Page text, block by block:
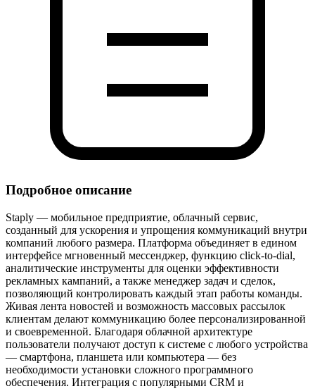
Подробное описание
Staply — мобильное предприятие, облачный сервис,
созданный для ускорения и упрощения коммуникаций внутри
компаний любого размера. Платформа объединяет в едином
интерфейсе мгновенный мессенджер, функцию click‑to‑dial,
аналитические инструменты для оценки эффективности
рекламных кампаний, а также менеджер задач и сделок,
позволяющий контролировать каждый этап работы команды.
Живая лента новостей и возможность массовых рассылок
клиентам делают коммуникацию более персонализированной
и своевременной. Благодаря облачной архитектуре
пользователи получают доступ к системе с любого устройства
— смартфона, планшета или компьютера — без
необходимости установки сложного программного
обеспечения. Интеграция с популярными CRM и